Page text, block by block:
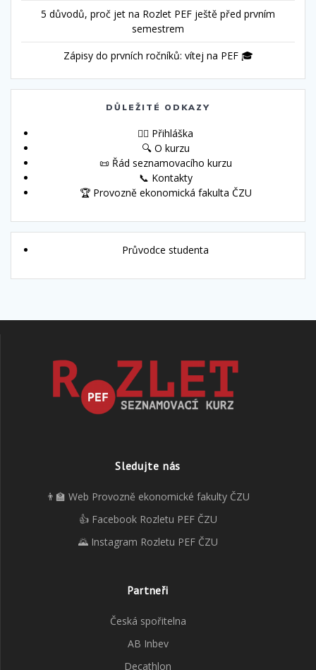
5 důvodů, proč jet na Rozlet PEF ještě před prvním
semestrem
Zápisy do prvních ročníků: vítej na PEF 🎓
DŮLEŽITÉ ODKAZY
🙋‍♀️ Přihláška
🔍 O kurzu
📜 Řád seznamovacího kurzu
📞 Kontakty
🏆 Provozně ekonomická fakulta ČZU
Průvodce studenta
Sledujte nás
👨‍🏫 Web Provozně ekonomické fakulty ČZU
👍 Facebook Rozletu PEF ČZU
🌄 Instagram Rozletu PEF ČZU
Partneři
Česká spořitelna
AB Inbev
Decathlon